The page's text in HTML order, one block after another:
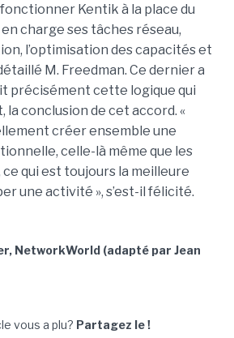
Kentik à la place du
charge ses tâches réseau,
l’optimisation des capacités et
M. Freedman. Ce dernier a
précisément cette logique qui
la conclusion de cet accord. «
créer ensemble une
celle-là même que les
qui est toujours la meilleure
une activité », s’est-il félicité.
NetworkWorld (adapté par Jean
vous a plu? Partagez le !